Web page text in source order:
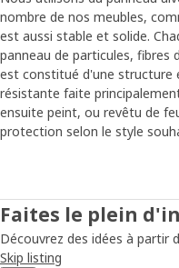
nombre de nos meubles,
est aussi stable et solide.
panneau de particules,
est constitué d'une structure
résistante faite
ensuite peint, ou revêtu de
protection selon le style
Faites le plein
Découvrez des idées à partir
Skip listing